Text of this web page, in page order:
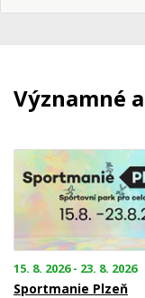
Významné
15. 8. 2026 - 23. 8. 2026
Sportmanie Plzeň